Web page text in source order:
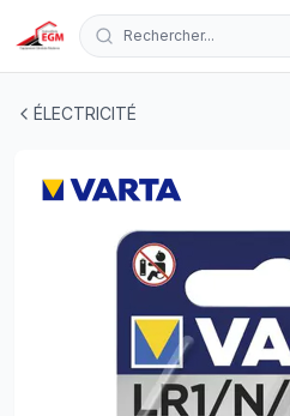
Rechercher...
ÉLECTRICITÉ